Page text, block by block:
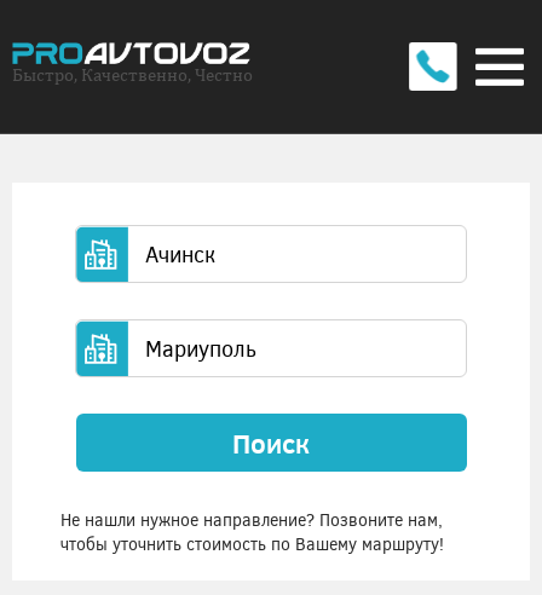
Быстро, Качественно, Честно
Поиск
Не нашли нужное направление? Позвоните нам,
чтобы уточнить стоимость по Вашему маршруту!